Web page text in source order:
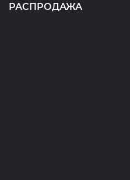
РАСПРОДАЖА